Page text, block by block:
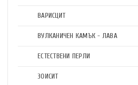
ВАРИСЦИТ
ВУЛКАНИЧЕН КАМЪК - ЛАВА
ЕСТЕСТВЕНИ ПЕРЛИ
ЗОИСИТ